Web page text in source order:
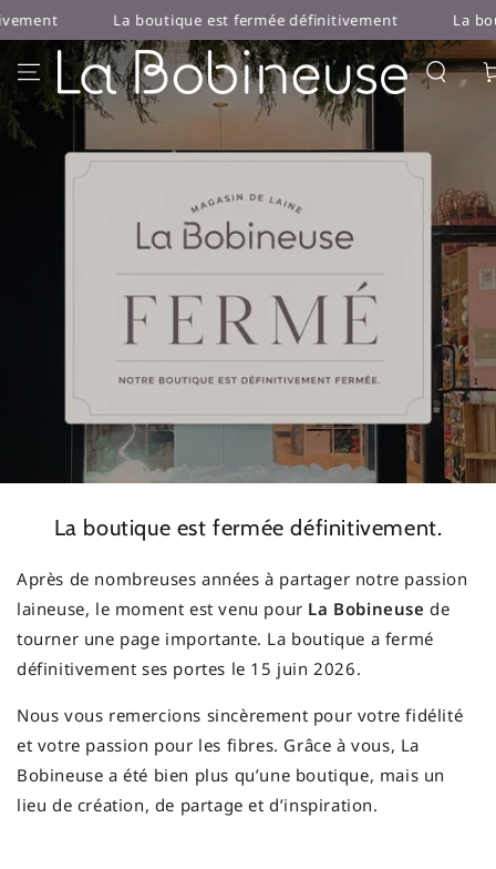
IGNORER LE
CONTENU
boutique est fermée définitivement La boutique est
La boutique est fermée définitivement.
Après de nombreuses années à partager notre passion
laineuse, le moment est venu pour La Bobineuse de
tourner une page importante. La boutique a fermé
définitivement ses portes le 15 juin 2026.
Nous vous remercions sincèrement pour votre fidélité
et votre passion pour les fibres. Grâce à vous, La
Bobineuse a été bien plus qu’une boutique, mais un
lieu de création, de partage et d’inspiration.